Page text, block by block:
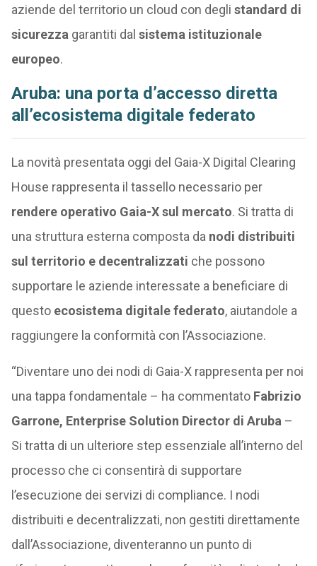
aziende del territorio un cloud con degli standard di
sicurezza garantiti dal sistema istituzionale
europeo.
Aruba: una porta d’accesso diretta
all’ecosistema digitale federato
La novità presentata oggi del Gaia-X Digital Clearing
House rappresenta il tassello necessario per
rendere operativo Gaia-X sul mercato. Si tratta di
una struttura esterna composta da nodi distribuiti
sul territorio e decentralizzati che possono
supportare le aziende interessate a beneficiare di
questoecosistema digitale federato, aiutandole a
raggiungere la conformità con l’Associazione.
“Diventare uno dei nodi di Gaia-X rappresenta per noi
una tappa fondamentale – ha commentato Fabrizio
Garrone, Enterprise Solution Director di Aruba –
Si tratta di un ulteriore step essenziale all’interno del
processo che ci consentirà di supportare
l’esecuzione dei servizi di compliance. I nodi
distribuiti e decentralizzati, non gestiti direttamente
dall’Associazione, diventeranno un punto di